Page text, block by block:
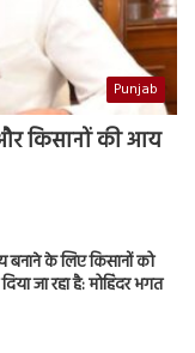
Punjab
किसानों की आय
बनाने के लिए किसानों को
जा रहा है: मोहिंदर भगत